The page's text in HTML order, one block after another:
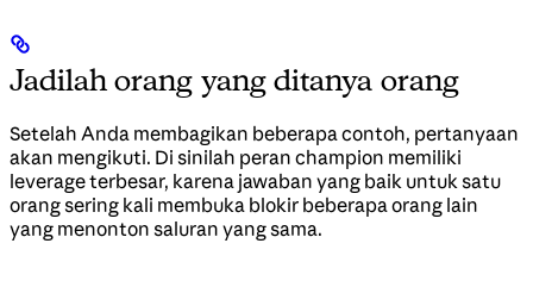
Jadilah orang yang ditanya orang
Setelah Anda membagikan beberapa contoh, pertanyaan
akan mengikuti. Di sinilah peran champion memiliki
leverage terbesar, karena jawaban yang baik untuk satu
orang sering kali membuka blokir beberapa orang lain
yang menonton saluran yang sama.